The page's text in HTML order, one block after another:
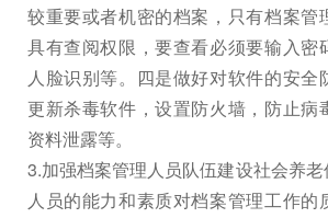
较重要或者机密的档案，只有档案管
具有查阅权限，要查看必须要输入密
人脸识别等。四是做好对软件的安全
更新杀毒软件，设置防火墙，防止病
资料泄露等。
3.加强档案管理人员队伍建设社会养
人员的能力和素质对档案管理工作的